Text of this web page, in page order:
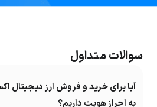
سوالات متداول
آیا برای خرید و فروش ارز دیجیتال
به احراز هویت داریم؟